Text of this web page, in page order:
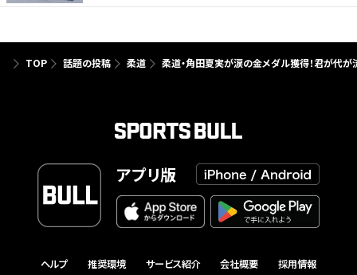
TOP 話題の投稿 柔道 柔道・角田夏実が涙の金メダル獲得！君が代が
アプリ版
ヘルプ 推奨環境 サービス紹介 会社概要 採用情報